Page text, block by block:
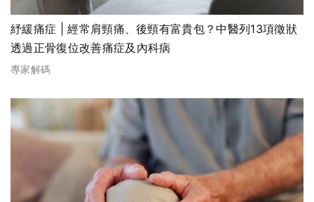
紓緩痛症 | 經常肩頸痛、後頸有富貴包？中醫列13項徵狀
透過正骨復位改善痛症及內科病
專家解碼